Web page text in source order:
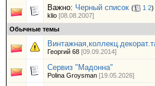
Важно: Черный список ( 1 2)
klio [08.08.2007]
Обычные темы
Георгий 68 [09.09.2014]
Сервиз "Мадонна"
Polina Groysman [19.05.2026]